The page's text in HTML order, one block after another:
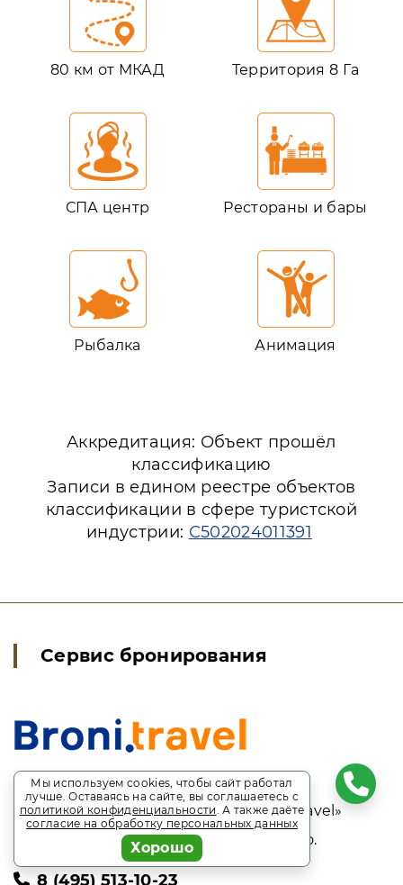
80 км от МКАД Территория 8 Га
СПА центр Рестораны и бары
Рыбалка Анимация
Аккредитация: Объект прошёл
классификацию
Записи в едином реестре объектов
классификации в сфере туристской
индустрии: С502024011391
Сервис бронирования
Сайт сервиса бронирования «Broni.travel»
Время приема заявок - круглосуточно.
8 (495) 513-10-23
Мы используем cookies, чтобы сайт работал
лучше. Оставаясь на сайте, вы соглашаетесь с
политикой конфиденциальности. А также даёте
согласие на обработку персональных данных
Хорошо